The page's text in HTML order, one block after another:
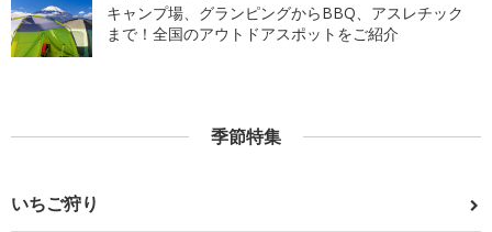
キャンプ場、グランピングからBBQ、アスレチック
まで！全国のアウトドアスポットをご紹介
季節特集
いちご狩り